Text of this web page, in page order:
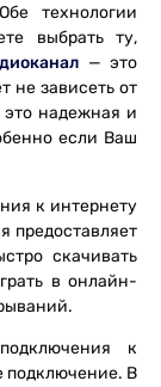
технологии
выбрать ту,
— это
не зависеть от
надежная и
если Ваш
к интернету
предоставляет
скачивать
в онлайн-
к
подключение. В